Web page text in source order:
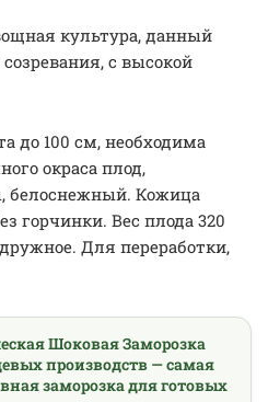
культура, данный
с высокой
до 100 см, необходима
окраса плод,
белоснежный. Кожица
горчинки. Вес плода 320
Для переработки,
Шоковая Заморозка
производств — самая
заморозка для готовых